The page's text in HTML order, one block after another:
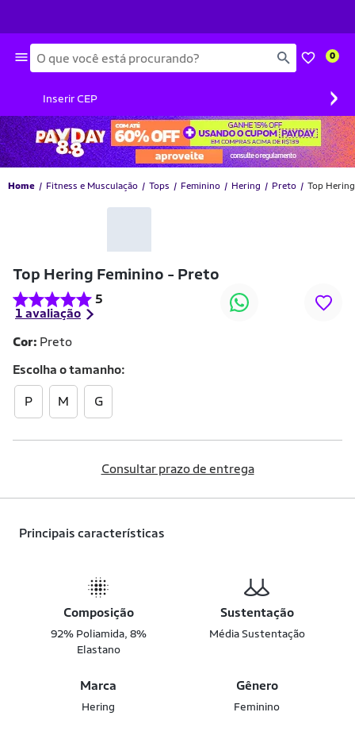
Busca 0
Inserir CEP ›
Home Fitness e Musculação Tops Feminino Hering Preto Top
Top Hering Feminino - Preto
5
1 avaliação
-42% OFF
Cor: Preto
Escolha otamanho
P M G
Consultar prazo de entrega
Principais características
Composição
92% Poliamida, 8%
Elastano
Sustentação
Média Sustentação
Marca
Hering
Gênero
Feminino